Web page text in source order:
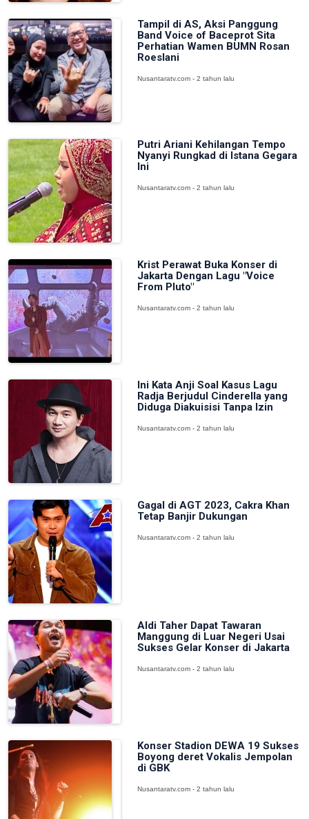
Tampil di AS, Aksi Panggung
Band Voice of Baceprot Sita
Perhatian Wamen BUMN Rosan
Roeslani
Nusantaratv.com - 2 tahun lalu
Putri Ariani Kehilangan Tempo
Nyanyi Rungkad di Istana Gegara
Ini
Nusantaratv.com - 2 tahun lalu
Krist Perawat Buka Konser di
Jakarta Dengan Lagu "Voice
From Pluto"
Nusantaratv.com - 2 tahun lalu
Ini Kata Anji Soal Kasus Lagu
Radja Berjudul Cinderella yang
Diduga Diakuisisi Tanpa Izin
Nusantaratv.com - 2 tahun lalu
Gagal di AGT 2023, Cakra Khan
Tetap Banjir Dukungan
Nusantaratv.com - 2 tahun lalu
Aldi Taher Dapat Tawaran
Manggung di Luar Negeri Usai
Sukses Gelar Konser di Jakarta
Nusantaratv.com - 2 tahun lalu
Konser Stadion DEWA 19 Sukses
Boyong deret Vokalis Jempolan
di GBK
Nusantaratv.com - 2 tahun lalu